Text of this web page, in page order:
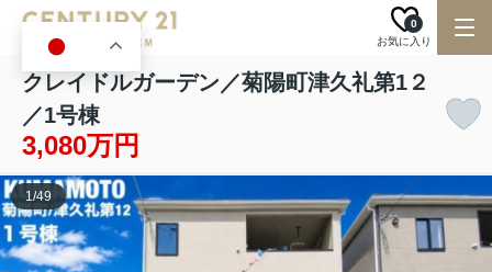
お気に入り
0
クレイドルガーデン／菊陽町津久礼第1２
／1号棟
3,080万円
1/49